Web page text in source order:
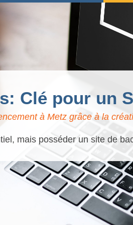
Clé pour un
à Metz grâce à la
mais posséder un site de